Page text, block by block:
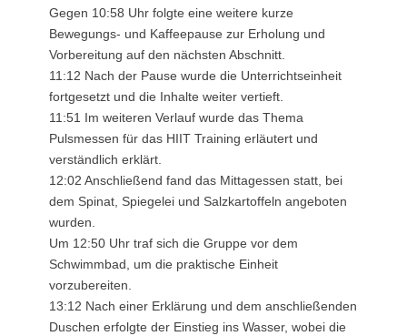
Gegen 10:58 Uhr folgte eine weitere kurze
Bewegungs- und Kaffeepause zur Erholung und
Vorbereitung auf den nächsten Abschnitt.
11:12 Nach der Pause wurde die Unterrichtseinheit
fortgesetzt und die Inhalte weiter vertieft.
11:51 Im weiteren Verlauf wurde das Thema
Pulsmessen für das HIIT Training erläutert und
verständlich erklärt.
12:02 Anschließend fand das Mittagessen statt, bei
dem Spinat, Spiegelei und Salzkartoffeln angeboten
wurden.
Um 12:50 Uhr traf sich die Gruppe vor dem
Schwimmbad, um die praktische Einheit
vorzubereiten.
13:12 Nach einer Erklärung und dem anschließenden
Duschen erfolgte der Einstieg ins Wasser, wobei die